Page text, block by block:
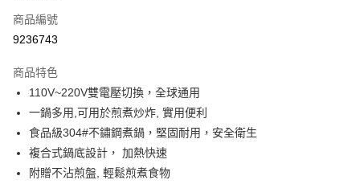
悠遊付
全盈+PAY
大哥付你分期
相關說明
【大哥付你分期使用說明】
1.本服務由台灣大哥大提供，台灣大哥大用戶可立即使用無須另外申請。
2.付款方式選擇「大哥付你分期」，訂單成立後會自動跳轉到大哥付的交易
ATM付款
商品編號
9236743
商品特色
110V~220V雙電壓切換，全球通用
一鍋多用,可用於煎煮炒炸, 實用便利
食品級304#不鏽鋼煮鍋，堅固耐用，安全衛生
複合式鍋底設計， 加熱快速
附贈不沾煎盤, 輕鬆煎煮食物